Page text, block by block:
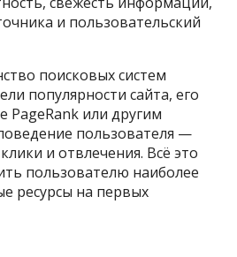
и пользовательский
поисковых систем
популярности сайта, его
PageRank или другим
пользователя —
и отвлечения. Всё это
пользователю наиболее
ресурсы на первых